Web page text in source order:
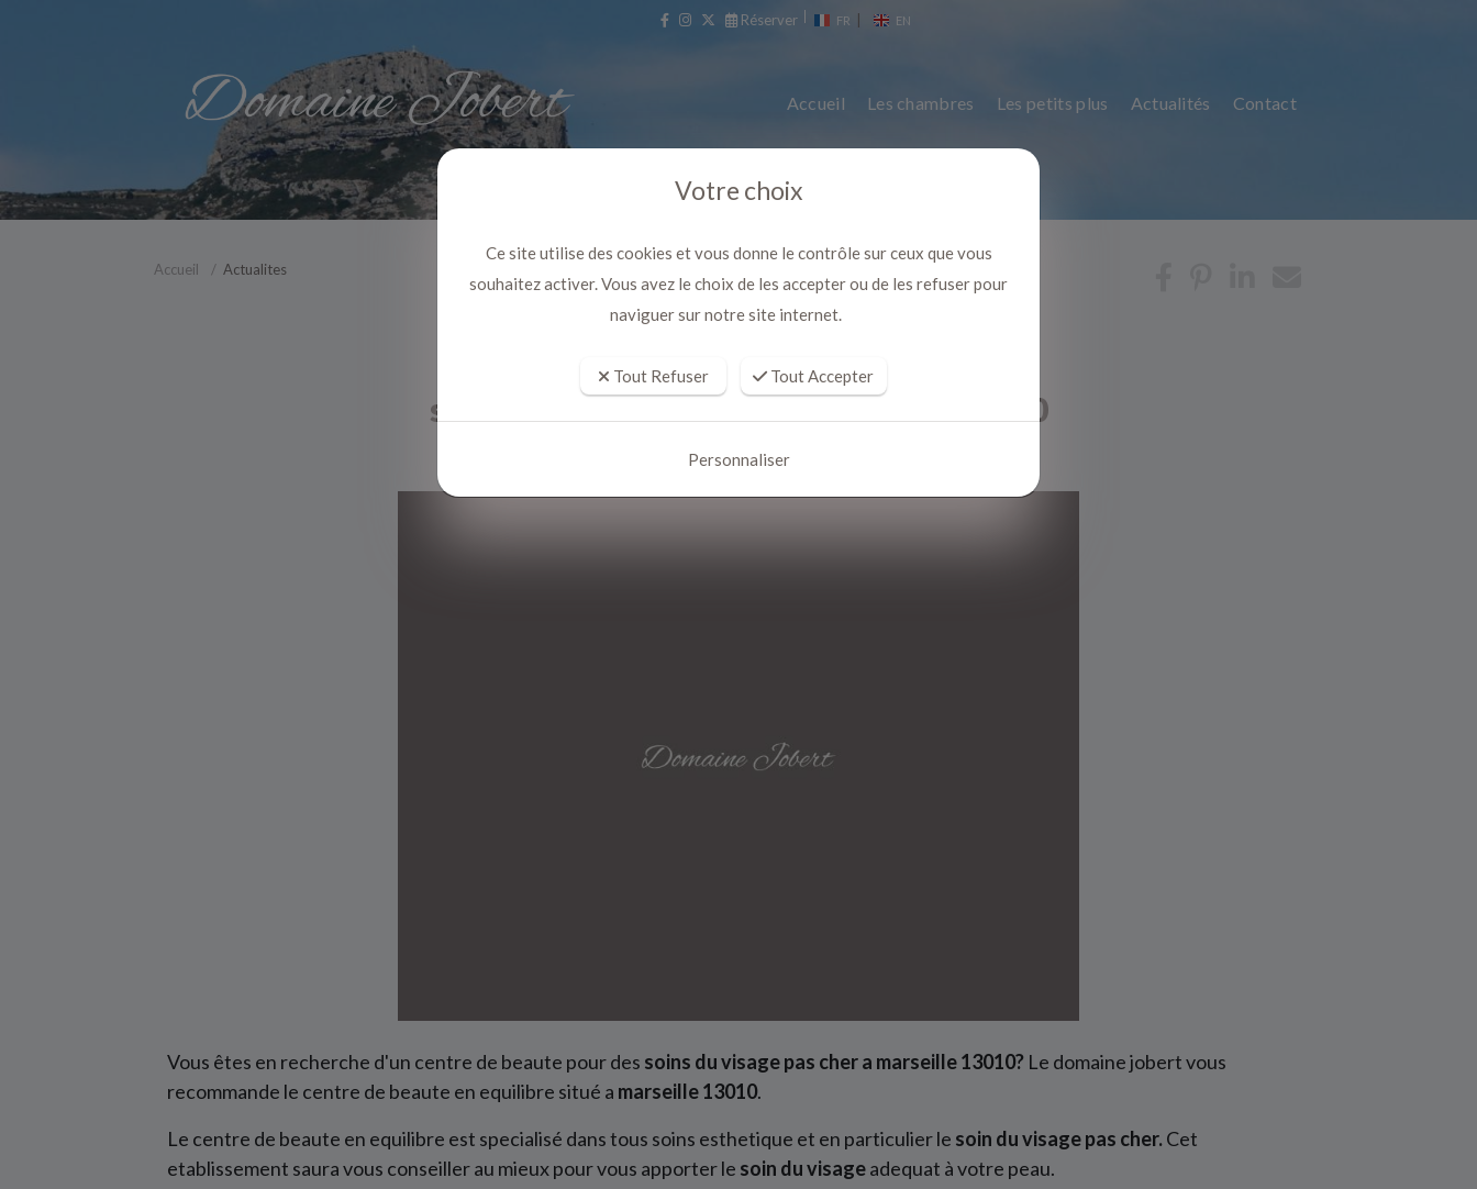
Réserver FR EN
Accueil Les chambres Les petits plus Actualités Contact
Accueil Actualites
soin du visage pas cher a marseille 13010
Vous êtes en recherche d'un centre de beaute pour des soins du visage pas cher a marseille 13010? Le domaine jobert vous
recommande le centre de beaute en equilibre situé a marseille 13010.
Le centre de beaute en equilibre est specialisé dans tous soins esthetique et en particulier le soin du visage pas cher.Cet
etablissement saura vous conseiller au mieux pour vous apporter le soin du visageadequat à votre peau.
Votre choix
Ce site utilise des cookies et vous donne le contrôle sur ceux que vous
souhaitez activer. Vous avez le choix de les accepter ou de les refuser pour
naviguer sur notre site internet.
Tout Refuser Tout Accepter
Personnaliser